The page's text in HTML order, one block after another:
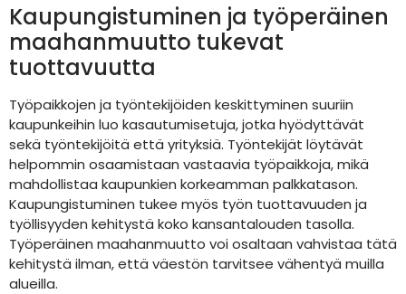
Kaupungistuminen ja työperäinen
maahanmuutto tukevat
tuottavuutta
Työpaikkojen ja työntekijöiden keskittyminen suuriin
kaupunkeihin luo kasautumisetuja, jotka hyödyttävät
sekä työntekijöitä että yrityksiä. Työntekijät löytävät
helpommin osaamistaan vastaavia työpaikkoja, mikä
mahdollistaa kaupunkien korkeamman palkkatason.
Kaupungistuminen tukee myös työn tuottavuuden ja
työllisyyden kehitystä koko kansantalouden tasolla.
Työperäinen maahanmuutto voi osaltaan vahvistaa tätä
kehitystä ilman, että väestön tarvitsee vähentyä muilla
alueilla.